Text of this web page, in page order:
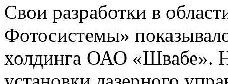
Свои разработки в
Фотосистемы»
холдинга ОАО «Швабе».